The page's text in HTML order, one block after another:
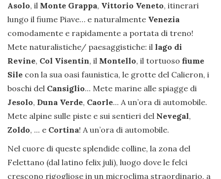
Asolo, il Monte Grappa, Vittorio Veneto, itinerari
lungo il fiume Piave… e naturalmente Venezia
comodamente e rapidamente a portata di treno!
Mete naturalistiche/ paesaggistiche: il lago di
Revine, Col Visentin, il Montello, il tortuoso fiume
Sile con la sua oasi faunistica, le grotte del Calieron, i
boschi del Cansiglio... Mete marine alle spiagge di
Jesolo, Duna Verde, Caorle... A un’ora di automobile.
Mete alpine sulle piste e sui sentieri del Nevegal,
Zoldo, ... e Cortina! A un’ora di automobile.
Nel cuore di queste splendide colline, la zona del
Felettano (dal latino felix juli), luogo dove le felci
crescono rigogliose in un microclima straordinario, a